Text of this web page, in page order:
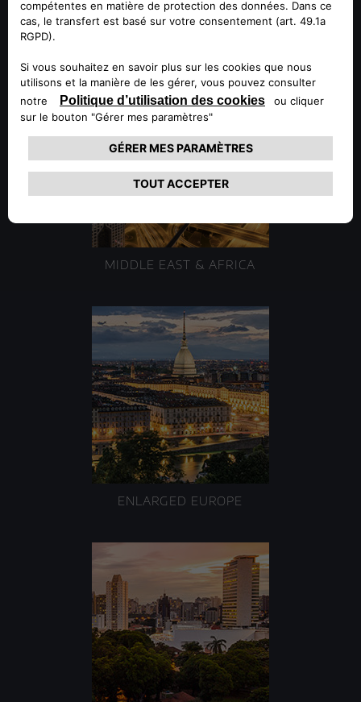
EMPLACEMENTS
MIDDLE EAST & AFRICA
ENLARGED EUROPE